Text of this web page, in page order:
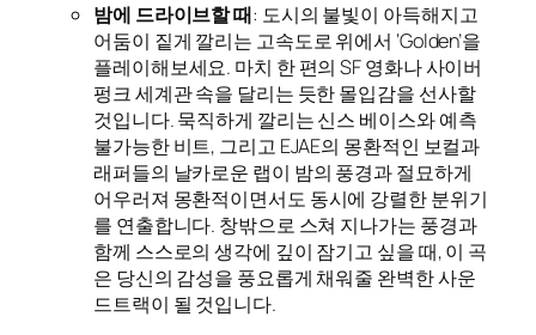
밤에 드라이브할 때: 도시의 불빛이 아득해지고
어둠이 짙게 깔리는 고속도로 위에서 ‘Golden’을
플레이해보세요. 마치 한 편의 SF 영화나 사이버
펑크 세계관 속을 달리는 듯한 몰입감을 선사할
것입니다. 묵직하게 깔리는 신스 베이스와 예측
불가능한 비트, 그리고 EJAE의 몽환적인 보컬과
래퍼들의 날카로운 랩이 밤의 풍경과 절묘하게
어우러져 몽환적이면서도 동시에 강렬한 분위기
를 연출합니다. 창밖으로 스쳐 지나가는 풍경과
함께 스스로의 생각에 깊이 잠기고 싶을 때, 이 곡
은 당신의 감성을 풍요롭게 채워줄 완벽한 사운
드트랙이 될 것입니다.